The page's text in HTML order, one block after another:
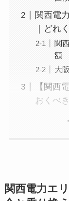
関西電
｜どれ
関
額
大
【関西
おくべ
関西電力エ